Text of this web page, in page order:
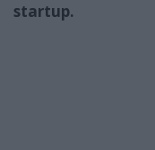
startup.